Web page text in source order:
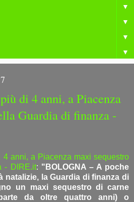
▼
▼
▼
▼
di 4 anni, a Piacenza
Guardia di finanza -
anni, a Piacenza maxi sequestro
- DIRE.it: "BOLOGNA – A poche
natalizie, la Guardia di finanza di
un maxi sequestro di carne
da oltre quattro anni) o